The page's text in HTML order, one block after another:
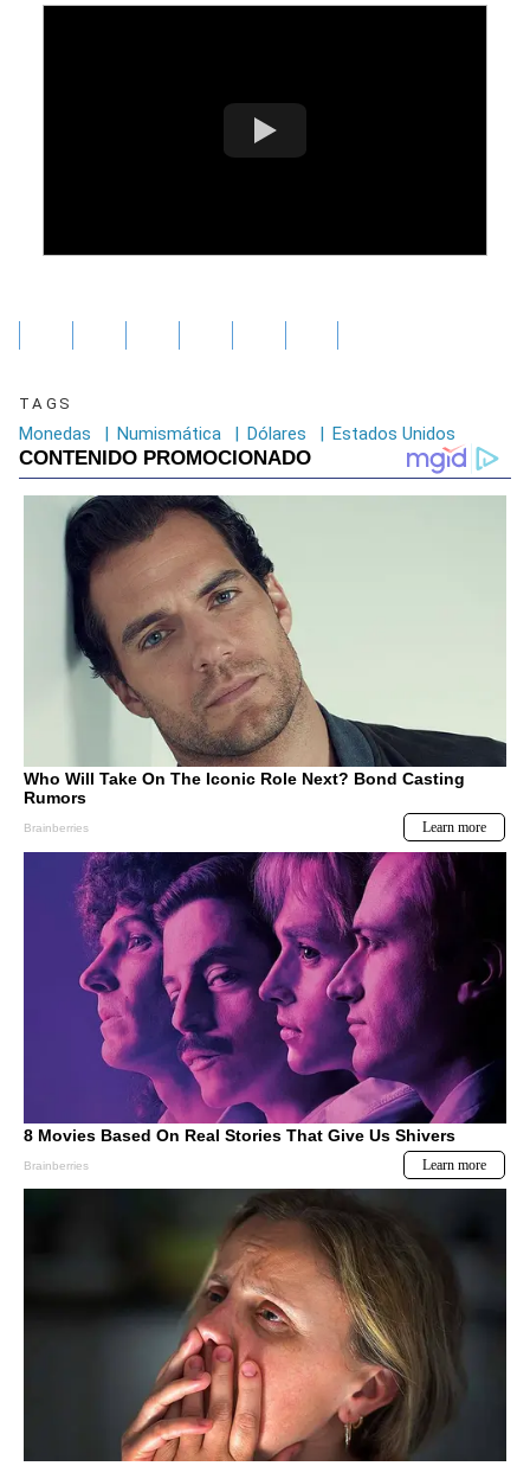
TAGS
Monedas | Numismática | Dólares | Estados Unidos